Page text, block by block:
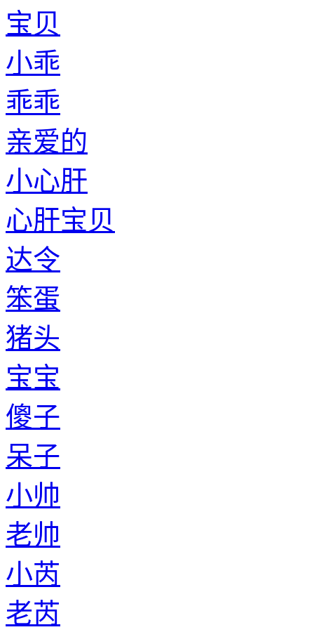
宝贝
小乖
乖乖
亲爱的
小心肝
心肝宝贝
达令
笨蛋
猪头
宝宝
傻子
呆子
小帅
老帅
小芮
老芮